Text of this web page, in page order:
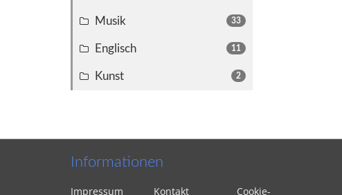
33
Musik
11
Englisch
2
Kunst
Informationen
Impressum Kontakt Cookie-